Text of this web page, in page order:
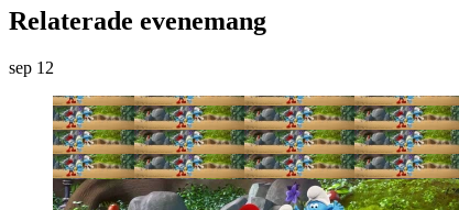
Relaterade evenemang
sep 12